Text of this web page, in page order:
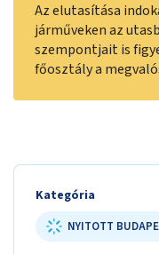
Az elutasítása
járműveken az
szempontjait is
főosztály a
Kategória
NYITOTT